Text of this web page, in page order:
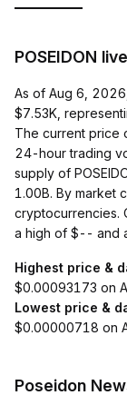
POSEIDON
As of Aug 6,
$7.53K,
The current price
24-hour trading
supply of
1.00B. By market
cryptocurrencies.
a high of $-- and
Highest price &
$0.00093173 on
Lowest price &
$0.00000718 on
Poseidon